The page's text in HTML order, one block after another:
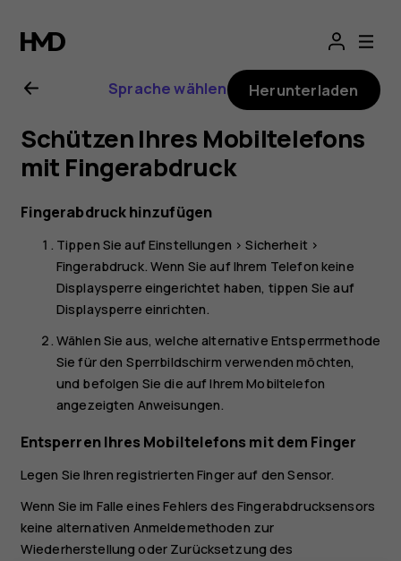
Nokia
5.3 Sprache wählen Herunterladen
Schützen Ihres Mobiltelefons
mit Fingerabdruck
Fingerabdruck hinzufügen
Tippen Sie aufEinstellungen >Sicherheit >
Fingerabdruck. Wenn Sie auf Ihrem Telefon keine
Displaysperre eingerichtet haben, tippen Sie auf
Displaysperre einrichten.
Wählen Sie aus, welche alternative Entsperrmethode
Sie für den Sperrbildschirm verwenden möchten,
und befolgen Sie die auf Ihrem Mobiltelefon
angezeigten Anweisungen.
Entsperren Ihres Mobiltelefons mit dem Finger
Legen Sie Ihren registrierten Finger auf den Sensor.
Wenn Sie im Falle eines Fehlers des Fingerabdrucksensors
keine alternativen Anmeldemethoden zur
Wiederherstellung oder Zurücksetzung des